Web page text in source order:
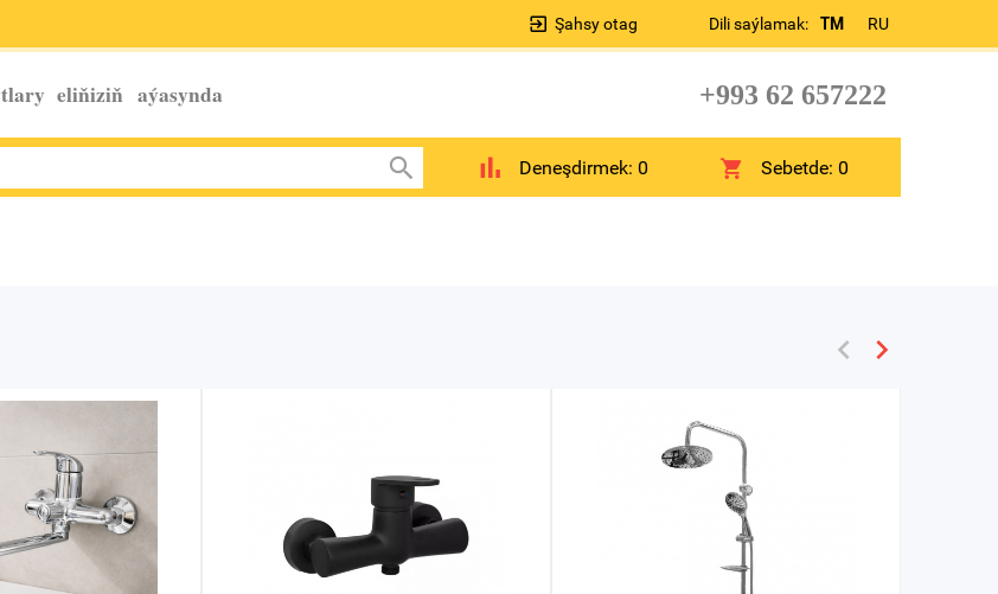
Dili saýlamak: TM RU
Şahsy otag
eliňiziň aýasynda +993 62 657222
Deneşdirmek: 0 Sebetde:0